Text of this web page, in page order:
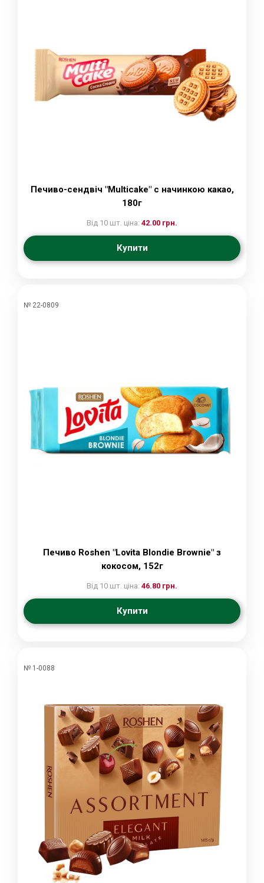
Печиво-сендвіч "Multicake" с начинкою какао,
180г
Від 10 шт. ціна: 42.00 грн.
Купити
№ 22-0809
Печиво Roshen "Lovita Blondie Brownie" з
кокосом, 152г
Від 10 шт. ціна: 46.80 грн.
Купити
№ 1-0088